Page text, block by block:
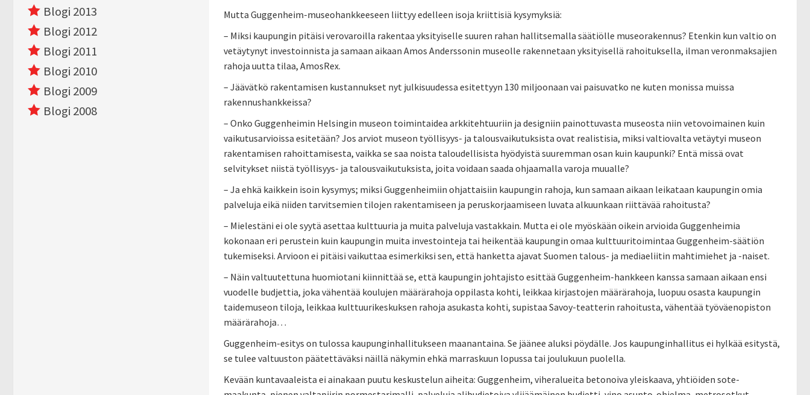
Mutta Guggenheim-museohankkeeseen liittyy edelleen isoja kriittisiä kysymyksiä:
– Miksi kaupungin pitäisi verovaroilla rakentaa yksityiselle suuren rahan hallitsemalla säätiölle museorakennus? Etenkin kun valtio on
vetäytynyt investoinnista ja samaan aikaan Amos Anderssonin museolle rakennetaan yksityisellä rahoituksella, ilman veronmaksajien
rahoja uutta tilaa, AmosRex.
– Jäävätkö rakentamisen kustannukset nyt julkisuudessa esitettyyn 130 miljoonaan vai paisuvatko ne kuten monissa muissa
rakennushankkeissa?
– Onko Guggenheimin Helsingin museon toimintaidea arkkitehtuuriin ja designiin painottuvasta museosta niin vetovoimainen kuin
vaikutusarvioissa esitetään? Jos arviot museon työllisyys- ja talousvaikutuksista ovat realistisia, miksi valtiovalta vetäytyi museon
rakentamisen rahoittamisesta, vaikka se saa noista taloudellisista hyödyistä suuremman osan kuin kaupunki? Entä missä ovat
selvitykset niistä työllisyys- ja talousvaikutuksista, joita voidaan saada ohjaamalla varoja muualle?
– Ja ehkä kaikkein isoin kysymys; miksi Guggenheimiin ohjattaisiin kaupungin rahoja, kun samaan aikaan leikataan kaupungin omia
palveluja eikä niiden tarvitsemien tilojen rakentamiseen ja peruskorjaamiseen luvata alkuunkaan riittävää rahoitusta?
– Mielestäni ei ole syytä asettaa kulttuuria ja muita palveluja vastakkain. Mutta ei ole myöskään oikein arvioida Guggenheimia
kokonaan eri perustein kuin kaupungin muita investointeja tai heikentää kaupungin omaa kulttuuritoimintaa Guggenheim-säätiön
tukemiseksi. Arvioon ei pitäisi vaikuttaa esimerkiksi sen, että hanketta ajavat Suomen talous- ja mediaeliitin mahtimiehet ja -naiset.
– Näin valtuutettuna huomiotani kiinnittää se, että kaupungin johtajisto esittää Guggenheim-hankkeen kanssa samaan aikaan ensi
vuodelle budjettia, joka vähentää koulujen määrärahoja oppilasta kohti, leikkaa kirjastojen määrärahoja, luopuu osasta kaupungin
taidemuseon tiloja, leikkaa kulttuurikeskuksen rahoja asukasta kohti, supistaa Savoy-teatterin rahoitusta, vähentää työväenopiston
määrärahoja…
Guggenheim-esitys on tulossa kaupunginhallitukseen maanantaina. Se jäänee aluksi pöydälle. Jos kaupunginhallitus ei hylkää esitystä,
se tulee valtuuston päätettäväksi näillä näkymin ehkä marraskuun lopussa tai joulukuun puolella.
Kevään kuntavaaleista ei ainakaan puutu keskustelun aiheita: Guggenheim, viheralueita betonoiva yleiskaava, yhtiöiden sote-
Blogi 2013
Blogi 2012
Blogi 2011
Blogi 2010
Blogi 2009
Blogi 2008